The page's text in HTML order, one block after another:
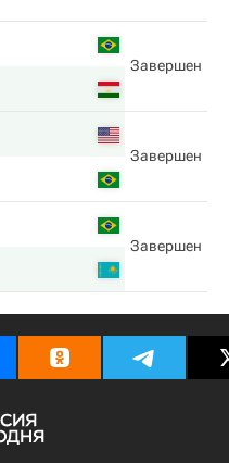
Завершен
Завершен
Завершен